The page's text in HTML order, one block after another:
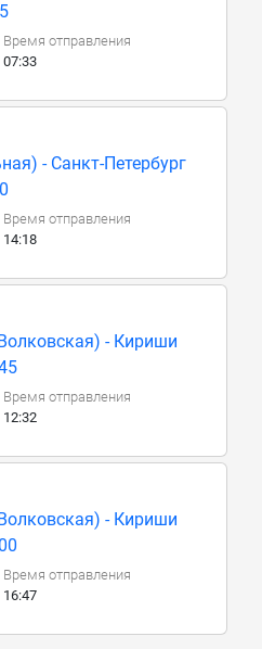
Время отправления
07:33
- Санкт-Петербург
Время отправления
14:18
- Кириши
Время отправления
12:32
- Кириши
Время отправления
16:47